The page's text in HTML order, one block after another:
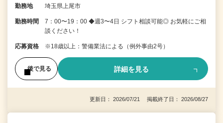
勤務地 埼玉県上尾市
勤務時間
7：00〜19：00 ◆週3〜4日 シフト相談可能◎ お気軽にご相
談ください！
応募資格 ※18歳以上：警備業法による（例外事由2号）
後で見る 詳細を見る
更新日： 2026/07/21 掲載終了日： 2026/08/27